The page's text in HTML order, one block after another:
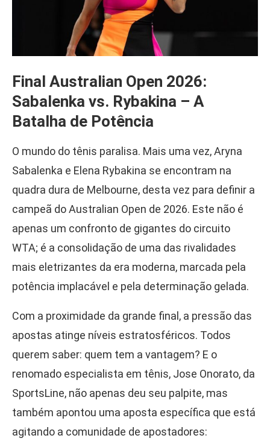
Final Australian Open 2026:
Sabalenka vs. Rybakina – A
Batalha de Potência
O mundo do tênis paralisa. Mais uma vez, Aryna
Sabalenka e Elena Rybakina se encontram na
quadra dura de Melbourne, desta vez para definir a
campeã do Australian Open de 2026. Este não é
apenas um confronto de gigantes do circuito
WTA; é a consolidação de uma das rivalidades
mais eletrizantes da era moderna, marcada pela
potência implacável e pela determinação gelada.
Com a proximidade da grande final, a pressão das
apostas atinge níveis estratosféricos. Todos
querem saber: quem tem a vantagem? E o
renomado especialista em tênis, Jose Onorato, da
SportsLine, não apenas deu seu palpite, mas
também apontou uma aposta específica que está
agitando a comunidade de apostadores: